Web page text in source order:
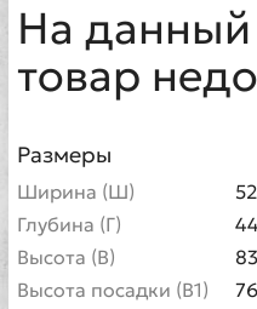
На
товар
Размеры
Ширина (Ш)
Глубина (Г)
Высота (В)
Высота посадки (В1)